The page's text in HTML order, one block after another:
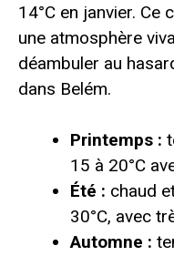
14°C en janvier.
une atmosphère
déambuler au
dans Belém.
Printemps :
15 à 20°C
Été : chaud
30°C, avec
Automne :